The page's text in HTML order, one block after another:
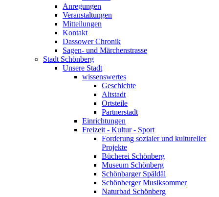
Anregungen
Veranstaltungen
Mitteilungen
Kontakt
Dassower Chronik
Sagen- und Märchenstrasse
Stadt Schönberg
Unsere Stadt
wissenswertes
Geschichte
Altstadt
Ortsteile
Partnerstadt
Einrichtungen
Freizeit - Kultur - Sport
Forderung sozialer und kultureller
Projekte
Bücherei Schönberg
Museum Schönberg
Schönbarger Späldäl
Schönberger Musiksommer
Naturbad Schönberg